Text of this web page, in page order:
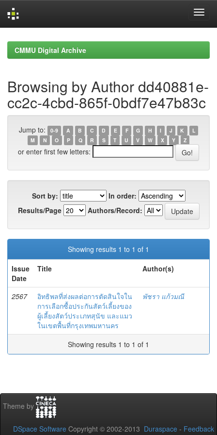
navigationCMMU Digital Archive
Browsing by Author dd40881e-
cc2c-4cbd-865f-0bdf7e47b83c
Jump to: 0-9 A B C D E F G H I J K
L
M
N O P Q R S T U V W X Y Z
or enter first few letters:
Sort by:
In order:
Results/Page
Authors/Record:
Showing results 1 to 1 of 1
Issue
Date
Title Author(s)
2567
อิทธิพลที่ส่งผลต่อการตัดสินใจใน
การเลือกซื้อประกันสัตว์เลี้ยงของ
ผู้เลี้ยงสัตว์ประเภทสุนัข และแมว
ในเขตพื้นที่กรุงเทพมหานคร
พัชรา แก้วมณี
Showing results 1 to 1 of 1
Theme by
DSpace Software Copyright © 2002-2013 Duraspace - Feedback